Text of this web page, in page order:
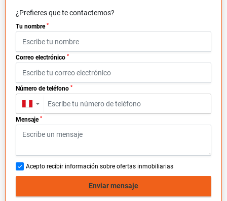
¿Prefieres que te contactemos?
Tu nombre *
Correo electrónico *
Número de teléfono *
▼
Mensaje *
Acepto recibir información sobre ofertas inmobiliarias
Enviar mensaje